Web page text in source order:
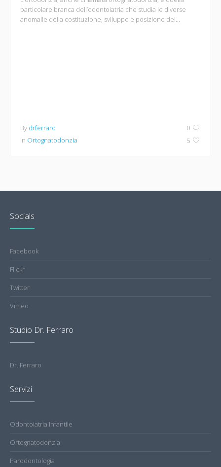
particolare branca dell’odontoiatria che studia le diverse
anomalie della costituzione, sviluppo e posizione dei...
0
5
By drferraro
In Ortognatodonzia
Socials
Facebook
Flickr
Twitter
Vimeo
Studio Dr. Ferraro
Dr. Ferraro
Servizi
Odontoiatria Infantile
Ortognatodonzia
Parodontologia